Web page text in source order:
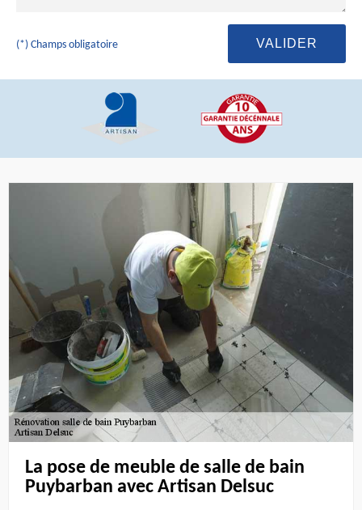
(*) Champs obligatoire
La pose de meuble de salle de bain
Puybarban avec Artisan Delsuc